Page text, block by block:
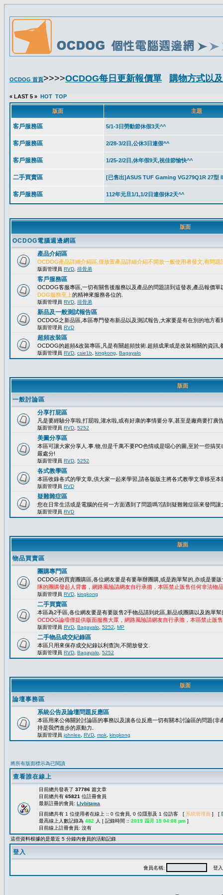
OCDOG 首頁>>>>OCDOG每日更新報價單 購物方式以
版面
OCDOG電腦週邊網區
產品介紹區
OCDOG產品詳細介紹區,僅放置產品詳細介紹不開放一般使用者發文,有問題
版面管理員 RVD 排骨弟
客戶服務區
OCDOG客服專區,一切有關售後服務以及產品的問題請到這發表,產品報價
DOG服務至上的精神來服務各位的.
版面管理員 RVD 排骨弟
新品及一般測試報告區
OCDOG之新品區,本區專門發布新品以及測試報告,大家要是有在別的地方看
版面管理員 RVD
超頻改裝區
OCDOG的超頻&改裝專區,凡是有關超頻技術.超頻成果或是改裝相關的資訊,
版面管理員 RVD csie1b kingkong Bagayalo
版面
一般討論區
分享打屁區
凡是要經驗分享啦,打屁啦,灌水啦,或有好康的事情要分享,甚至是廠商要打廣
版面管理員 RVD 5252
美圖分享區
本區可讓大家分享人.事.物,但是千萬不要PO色情或是噁心的圖,至於一些搞
嚴處分!
版面管理員 RVD 5252
各式教學區
本區收錄各式的學文章,供大家一起來學習,請各版版主將各式教學文章移至本
版面管理員 RVD
疑難雜症區
您在日常生活或是電腦的任何一方面遇到了問題嗎?請到疑難雜症區來發問讓
版面管理員 RVD
版面
物品買賣區
團購專門區
OCDOG的買賣團購區,各位網友要是有要舉辦團購,或是跑單幫的,亦或是要
隊的團購發起人背書，網路風險請網友自行承擔，本區禁止販售任何非法物
版面管理員 RVD kingkong
二手買賣區
本區為2手區,各位網友要是有要販售2手物品請到此區,新品或團購以及跑單
OCDOG論壇僅提供版面服務大眾，網路風險請網友自行承擔，本區禁止販
版面管理員 RVD Bagayalo 5252 MP
二手物品成交紀錄區
本區只用來保存成交紀錄以利查詢,不開放發文.
版面管理員 RVD Bagayalo 5252
版面
論壇事務區
系統公告及論壇問題反應區
本區用來公佈關於討論區的事務以及讓各位反應一切有關本討論區的問題(
持是我們進步的原動力.
版面管理員 johnlee RVD mok kingkong
將所有版面標示為已閱讀
查看誰在線上
目前總共發表了 37786 篇文章
目前總共有 65821 位註冊會員
最新註冊的會員: Llybitawa
目前總共有 1 位使用者在線上 :: 0 位會員, 0 位隱形及 1 位訪客 [ 系統管理員 ] [
最高線上人數記錄為 482 人 [ 記錄時間 :: 2019 四月 15 04:08 pm ]
目前線上註冊會員: 沒有
這些資料根據的是最近 5 分鐘內會員的活動記錄
登入
會員名稱: 登入